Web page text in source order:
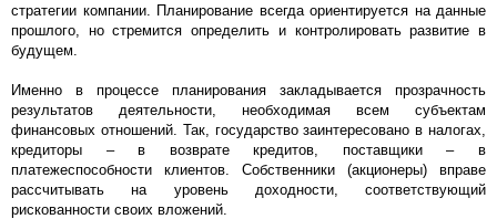
стратегии компании. Планирование всегда ориентируется на данные
прошлого, но стремится определить и контролировать развитие в
будущем.
Именно в процессе планирования закладывается прозрачность
результатов деятельности, необходимая всем субъектам
финансовых отношений. Так, государство заинтересовано в налогах,
кредиторы – в возврате кредитов, поставщики – в
платежеспособности клиентов. Собственники (акционеры) вправе
рассчитывать на уровень доходности, соответствующий
рискованности своих вложений.